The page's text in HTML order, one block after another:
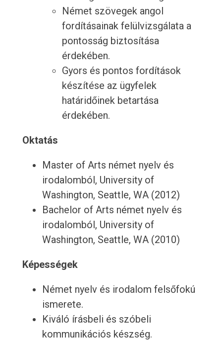
Német szövegek angol
fordításainak felülvizsgálata a
pontosság biztosítása
érdekében.
Gyors és pontos fordítások
készítése az ügyfelek
határidőinek betartása
érdekében.
Oktatás
Master of Arts német nyelv és
irodalomból, University of
Washington, Seattle, WA (2012)
Bachelor of Arts német nyelv és
irodalomból, University of
Washington, Seattle, WA (2010)
Képességek
Német nyelv és irodalom felsőfokú
ismerete.
Kiváló írásbeli és szóbeli
kommunikációs készség.